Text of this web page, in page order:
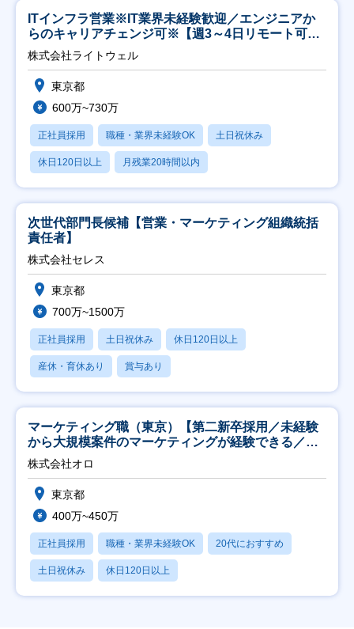
ITインフラ営業※IT業界未経験歓迎／エンジニアか
らのキャリアチェンジ可※【週3～4日リモート可
能】
株式会社ライトウェル
東京都
600万~730万
正社員採用 職種・業界未経験OK 土日祝休み
休日120日以上 月残業20時間以内
次世代部門長候補【営業・マーケティング組織統括
責任者】
株式会社セレス
東京都
700万~1500万
正社員採用 土日祝休み 休日120日以上
産休・育休あり 賞与あり
マーケティング職（東京）【第二新卒採用／未経験
から大規模案件のマーケティングが経験できる／研
修充実】
株式会社オロ
東京都
400万~450万
正社員採用 職種・業界未経験OK 20代におすすめ
土日祝休み 休日120日以上